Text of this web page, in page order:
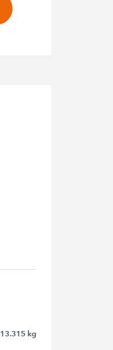
13.315 kg